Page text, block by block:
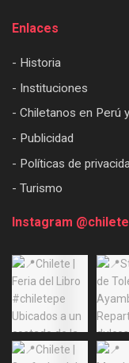
Enlaces
- Historia
- Instituciones
- Chiletanos en Perú
- Publicidad
- Políticas de
- Turismo
Instagram